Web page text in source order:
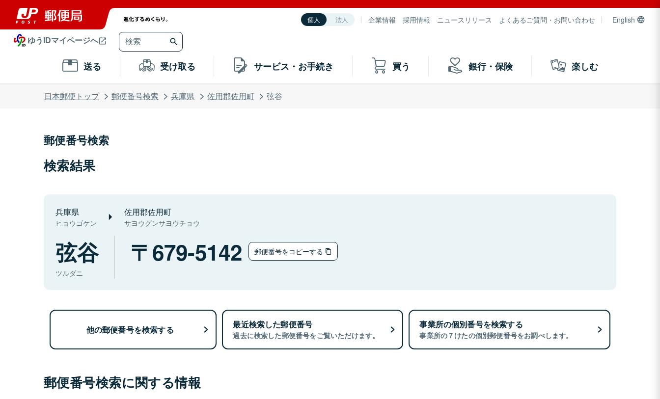
個人 法人 企業情報 採用情報 ニュースリリース よくあるご質問・お問い合わせ English
ゆうIDマイページへ
送る 受け取る サービス・お手続き 買う 銀行・保険 楽しむ
日本郵便トップ 郵便番号検索 兵庫県 佐用郡佐用町 弦谷
郵便番号検索
検索結果
兵庫県
ヒョウゴケン
佐用郡佐用町
サヨウグンサヨウチョウ
弦谷
ツルダニ
679-5142 郵便番号をコピーする
他の郵便番号を検索する 最近検索した郵便番号
過去に検索した郵便番号をご覧いただけます。
事業所の個別番号を検索する
事業所の７けたの個別郵便番号をお調べします。
郵便番号検索に関する情報